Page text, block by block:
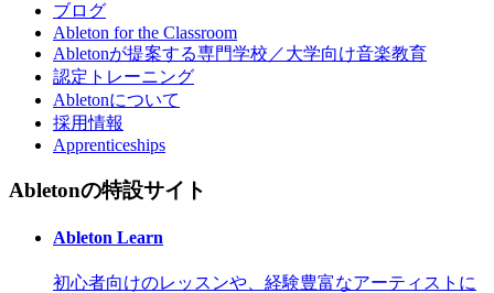
ブログ
Ableton for the Classroom
Abletonが提案する専門学校／大学向け音楽教育
認定トレーニング
Abletonについて
採用情報
Apprenticeships
Abletonの特設サイト
Ableton Learn
初心者向けのレッスンや、経験豊富なアーティストに